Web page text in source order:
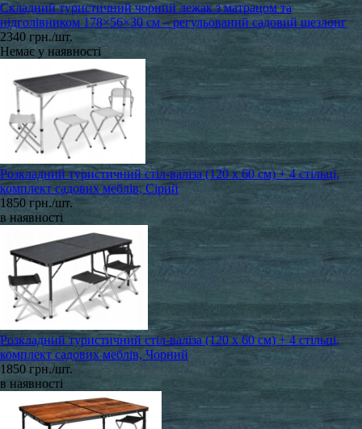
Складний туристичний чорний лежак з матрацом та
підголівником 178×56×30 см – регульований садовий шезлонг
2340 грн./шт.
Немає у наявності
Розкладний туристичний стіл-валіза (120 х 60 см) + 4 стільці,
комплект садових меблів, Сірий
1850 грн./шт.
в наявності
Розкладний туристичний стіл-валіза (120 х 60 см) + 4 стільці,
комплект садових меблів, Чорний
1850 грн./шт.
в наявності